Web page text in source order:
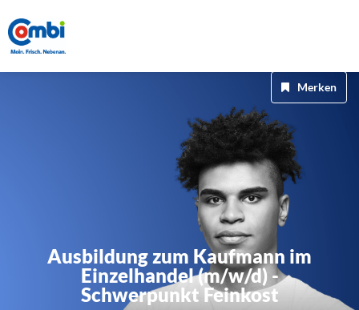
Ausbildung zum Kaufmann im
Einzelhandel (m/w/d) -
Schwerpunkt Feinkost
Merken